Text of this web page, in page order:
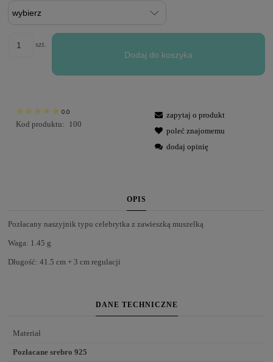
szt.
Dodaj do koszyka
0.0
Kod produktu: 100
zapytaj o produkt
poleć znajomemu
dodaj opinię
OPIS
Pozłacany naszyjnik typu celebrytka z zawieszką muszelką
Waga: 1.45 g
Długość: 41.5 cm + 3 cm regulacji
DANE TECHNICZNE
Materiał
Pozłacane srebro 925